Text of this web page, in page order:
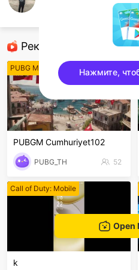
Рекомендованные
PUBG Mobile
PUBGM Cumhuriyet102
PUBG_TH 52
Call of Duty: Mobile
k
Open
Нажмите,
sentinelEnd